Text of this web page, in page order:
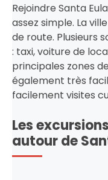
Rejoindre Santa
assez simple. La
de route. Plusieurs
: taxi, voiture de
principales zones
également très
facilement visites
Les
autour de